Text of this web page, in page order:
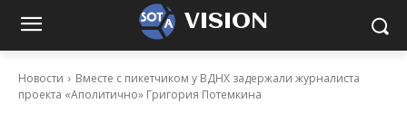
VISION
Новости
Вместе с пикетчиком у ВДНХ задержали журналиста
проекта «Аполитично» Григория Потемкина